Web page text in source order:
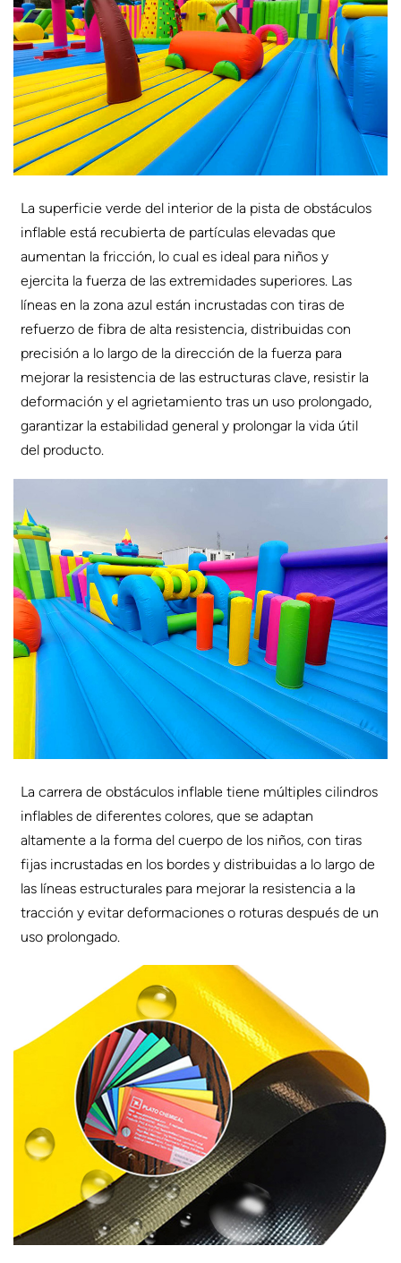
La superficie verde del interior de la pista de obstáculos
inflable está recubierta de partículas elevadas que
aumentan la fricción, lo cual es ideal para niños y
ejercita la fuerza de las extremidades superiores. Las
líneas en la zona azul están incrustadas con tiras de
refuerzo de fibra de alta resistencia, distribuidas con
precisión a lo largo de la dirección de la fuerza para
mejorar la resistencia de las estructuras clave, resistir la
deformación y el agrietamiento tras un uso prolongado,
garantizar la estabilidad general y prolongar la vida útil
del producto.
La carrera de obstáculos inflable tiene múltiples cilindros
inflables de diferentes colores, que se adaptan
altamente a la forma del cuerpo de los niños, con tiras
fijas incrustadas en los bordes y distribuidas a lo largo de
las líneas estructurales para mejorar la resistencia a la
tracción y evitar deformaciones o roturas después de un
uso prolongado.